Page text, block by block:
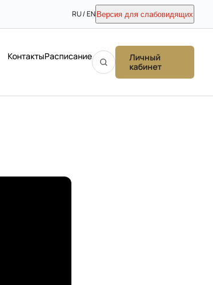
RU / EN Версия для слабовидящих
КонтактыРасписание
Личный
кабинет